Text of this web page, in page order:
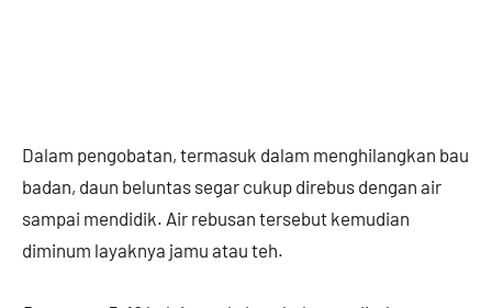
Dalam pengobatan, termasuk dalam menghilangkan bau
badan, daun beluntas segar cukup direbus dengan air
sampai mendidik. Air rebusan tersebut kemudian
diminum layaknya jamu atau teh.